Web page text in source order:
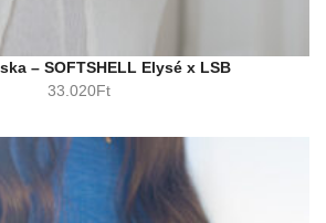
– SOFTSHELL Elysé x LSB
33.020Ft